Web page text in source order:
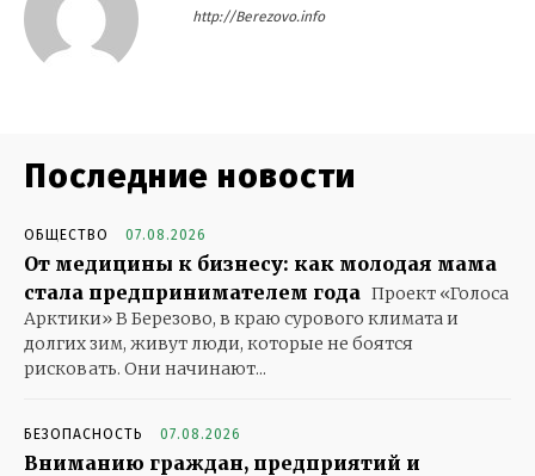
http://Berezovo.info
Последние новости
ОБЩЕСТВО 07.08.2026
От медицины к бизнесу: как молодая мама
стала предпринимателем года Проект «Голоса
Арктики» В Березово, в краю сурового климата и
долгих зим, живут люди, которые не боятся
рисковать. Они начинают...
БЕЗОПАСНОСТЬ 07.08.2026
Вниманию граждан, предприятий и